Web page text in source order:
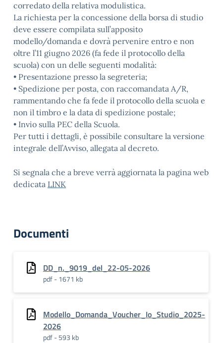
corredato della relativa modulistica.
La richiesta per la concessione della borsa di studio
deve essere compilata sull’apposito
modello/domanda e dovrà pervenire entro e non
oltre l’11 giugno 2026 (fa fede il protocollo della
scuola) con un delle seguenti modalità:
• Presentazione presso la segreteria;
• Spedizione per posta, con raccomandata A/R,
rammentando che fa fede il protocollo della scuola e
non il timbro e la data di spedizione postale;
• Invio sulla PEC della Scuola.
Per tutti i dettagli, è possibile consultare la versione
integrale dell’Avviso, allegata al decreto.
Si segnala che a breve verrà aggiornata la pagina web
dedicata LINK
Documenti
DD_n._9019_del_22-05-2026
pdf - 1671 kb
Modello_Domanda_Voucher_Io_Studio_2025-
2026
pdf - 593 kb